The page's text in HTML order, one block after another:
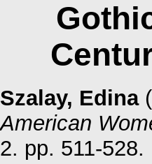
Szalay, Edina
American
2. pp. 511-528.